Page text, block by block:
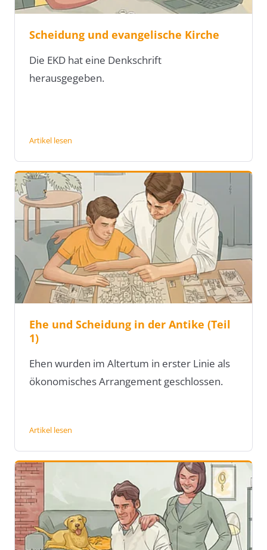
Scheidung und evangelische Kirche
Die EKD hat eine Denkschrift
herausgegeben.
Artikel lesen
Ehe und Scheidung in der Antike (Teil
1)
Ehen wurden im Altertum in erster Linie als
ökonomisches Arrangement geschlossen.
Artikel lesen